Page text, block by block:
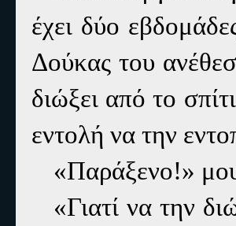
έχει δύο
Δούκας του
διώξει από το
εντολή να την
«Παράξενο!»
«Γιατί να την